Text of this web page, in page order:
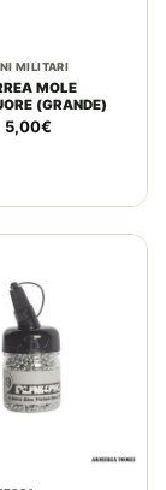
MILITARI
MOLE
(GRANDE)
5,00€